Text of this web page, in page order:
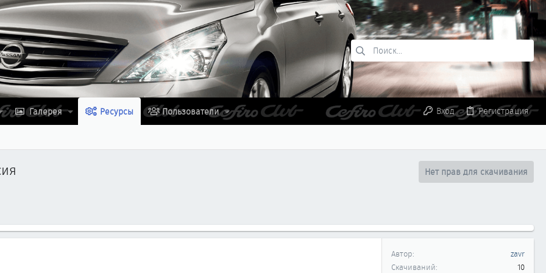
Галерея Ресурсы Пользователи Вход Регистрация
Нет прав для скачивания
Автор
zavr
Скачиваний
10